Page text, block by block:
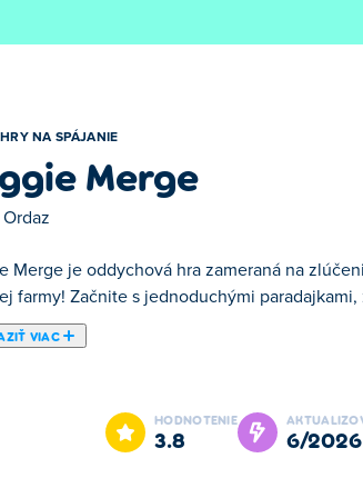
HRY NA SPÁJANIE
Merge
Merge je oddychová hra zameraná na
farmy! Začnite s jednoduchými
VIAC
zlúčenie zeleniny, v ktorej spájate a
svoju farmu odomykaním novej
HODNOTENIE
3.8 6/2026